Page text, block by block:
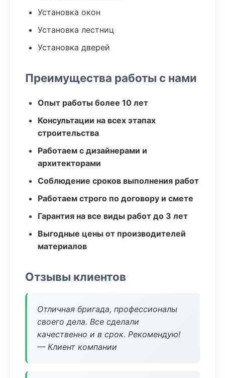
Установка окон
Установка лестниц
Установка дверей
Преимущества работы с нами
Опыт работы более 10 лет
Консультации на всех этапах
строительства
Работаем с дизайнерами и
архитекторами
Соблюдение сроков выполнения работ
Работаем строго по договору и смете
Гарантия на все виды работ до 3 лет
Выгодные цены от производителей
материалов
Отзывы клиентов
Отличная бригада, профессионалы
своего дела. Все сделали
качественно и в срок. Рекомендую!
— Клиент компании